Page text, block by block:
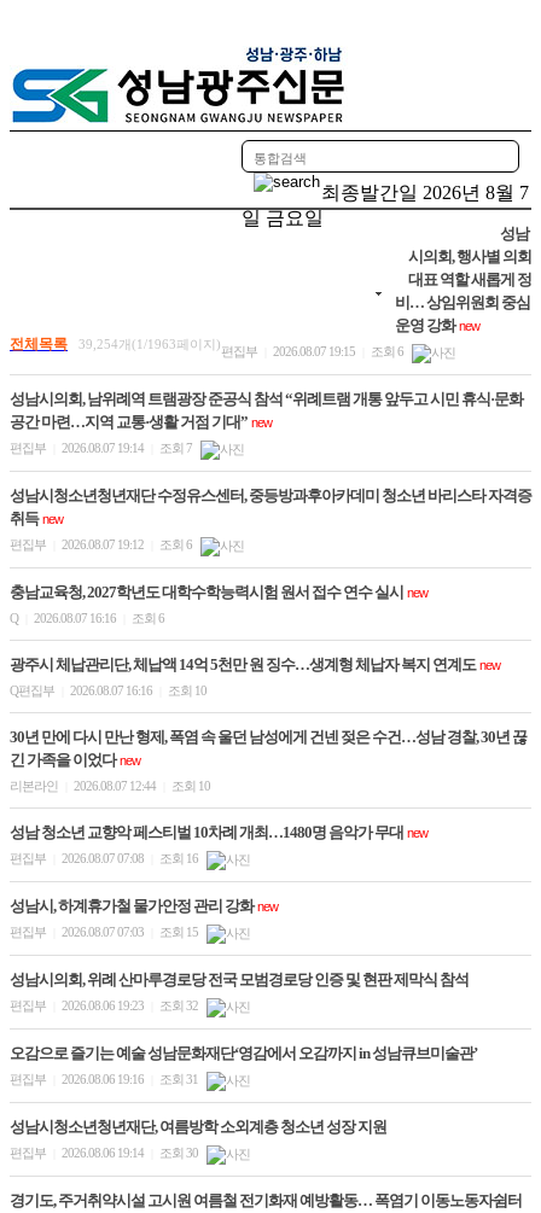
최종발간일 2026년 8월 7
일 금요일
사회/복지 환경/생활
전체목록 39,254개(1/1963페이지)
성남
시의회, 행사별 의회
대표 역할 새롭게 정
비… 상임위원회 중심
운영 강화 new
편집부
2026.08.07 19:15 조회 6
성남시의회, 남위례역 트램광장 준공식 참석 “위례트램 개통 앞두고 시민 휴식·문화
공간 마련…지역 교통·생활 거점 기대” new
편집부
2026.08.07 19:14 조회 7
성남시청소년청년재단 수정유스센터, 중등방과후아카데미 청소년 바리스타 자격증
취득 new
편집부
2026.08.07 19:12 조회 6
충남교육청, 2027학년도 대학수학능력시험 원서 접수 연수 실시 new
Q
2026.08.07 16:16 조회 6
광주시 체납관리단, 체납액 14억 5천만 원 징수…생계형 체납자 복지 연계도 new
Q편집부
2026.08.07 16:16 조회 10
30년 만에 다시 만난 형제, 폭염 속 울던 남성에게 건넨 젖은 수건…성남 경찰, 30년 끊
긴 가족을 이었다 new
리본라인
2026.08.07 12:44 조회 10
성남 청소년 교향악 페스티벌 10차례 개최…1480명 음악가 무대 new
편집부
2026.08.07 07:08 조회 16
성남시, 하계휴가철 물가안정 관리 강화 new
편집부
2026.08.07 07:03 조회 15
성남시의회, 위례 산마루경로당 전국 모범경로당 인증 및 현판 제막식 참석
편집부 2026.08.06 19:23 조회 32
오감으로 즐기는 예술 성남문화재단‘영감에서 오감까지 in 성남큐브미술관’
편집부 2026.08.06 19:16 조회 31
성남시청소년청년재단, 여름방학 소외계층 청소년 성장 지원
편집부 2026.08.06 19:14 조회 30
경기도, 주거취약시설 고시원 여름철 전기화재 예방활동… 폭염기 이동노동자쉼터